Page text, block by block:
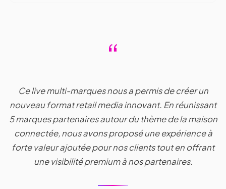
“
Ce live multi-marques nous a permis de créer un
nouveau format retail media innovant. En réunissant
5 marques partenaires autour du thème de la maison
connectée, nous avons proposé une expérience à
forte valeur ajoutée pour nos clients tout en offrant
une visibilité premium à nos partenaires.